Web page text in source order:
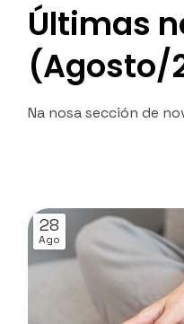
Últimas
(Agosto/
Na nosa sección de
28
Ago